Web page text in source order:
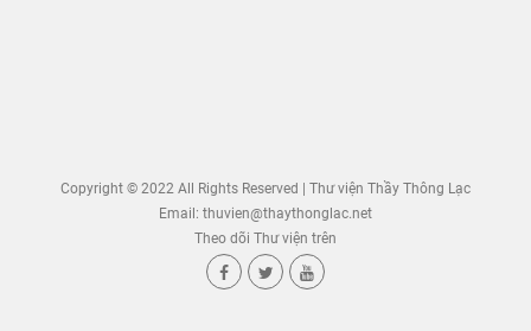
Copyright © 2022 All Rights Reserved | Thư viện Thầy Thông Lạc
Email: thuvien@thaythonglac.net
Theo dõi Thư viện trên